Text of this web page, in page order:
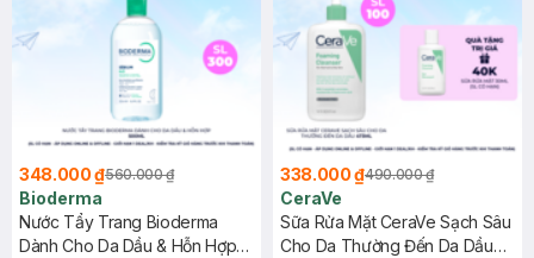
348.000 ₫560.000 ₫
Bioderma
Nước Tẩy Trang Bioderma
Dành Cho Da Dầu & Hỗn Hợp
338.000 ₫490.000 ₫
CeraVe
Sữa Rửa Mặt CeraVe Sạch Sâu
Cho Da Thường Đến Da Dầu